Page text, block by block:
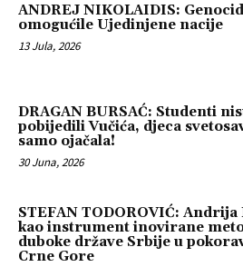
ANDREJ NIKOLAIDIS:
omogućile Ujedinjene nacije
13 Jula, 2026
DRAGAN BURSAĆ: Studenti
pobijedili Vučića, djeca
samo ojačala!
30 Juna, 2026
STEFAN TODOROVIĆ: Andrija
kao instrument inovirane
duboke države Srbije u
Crne Gore